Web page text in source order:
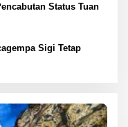
Status Tuan
Sigi Tetap